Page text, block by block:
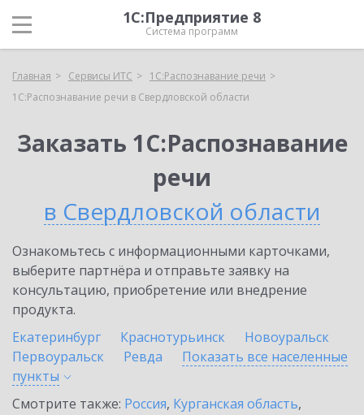
1С:Предприятие 8
Система программ
Главная Сервисы ИТС
1С:Распознавание речи
1С:Распознавание речи в Свердловской области
Заказать 1С:Распознавание
речи
в Свердловской области
Ознакомьтесь с информационными карточками,
выберите партнёра и отправьте заявку на
консультацию, приобретение или внедрение
продукта.
Екатеринбург
Краснотурьинск
Новоуральск
Первоуральск
Ревда
Показать все населенные
пункты
Смотрите также: Россия, Курганская область,